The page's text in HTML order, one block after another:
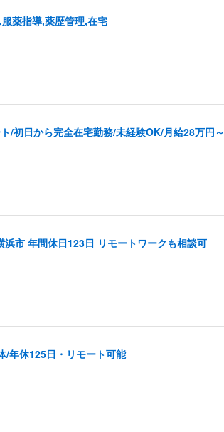
薬指導,薬歴管理,在宅
/初日から完全在宅勤務/未経験OK/月給28万円～
市 年間休日123日 リモートワークも相談可
/年休125日・リモート可能